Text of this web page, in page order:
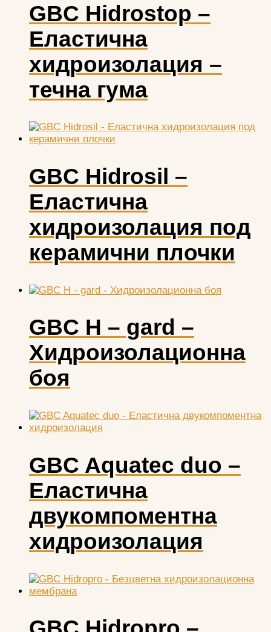
GBC Hidrostop –
Еластична
хидроизолация –
течна гума
GBC Hidrosil –
Еластична
хидроизолация под
керамични плочки
GBC H – gard –
Хидроизолационна
боя
GBC Aquatec duo –
Еластична
двукомпоментна
хидроизолация